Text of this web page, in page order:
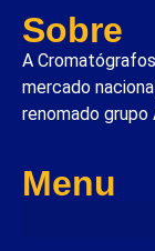
Sobre
A
mercado
renomado grupo
Menu